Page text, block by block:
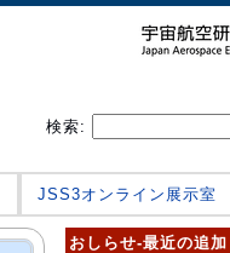
検索:
JSS3オンライン展示室
おしらせ-最近の追加